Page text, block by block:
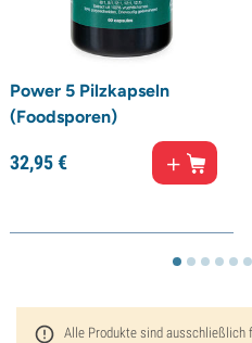
Power 5 Pilzkapseln
(Foodsporen)
32,95€
Alle Produkte sind ausschließlich